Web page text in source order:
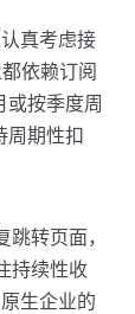
真考虑接
依赖订阅
或按季度周
周期性扣
转页面，
持续性收
生企业的